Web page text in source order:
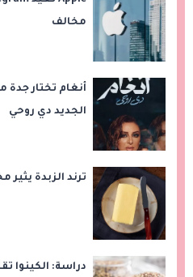
مخالف
أنغام تختار
الجديد دي روحي
ترند الزبدة
دراسة: الكينوا